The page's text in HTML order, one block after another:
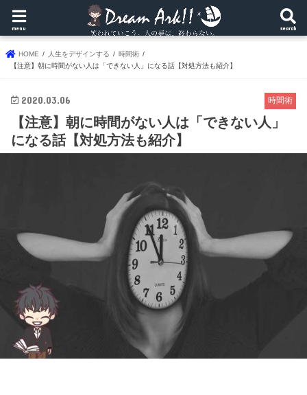
search
menu
HOME 人生をデザインする
時間術
【注意】朝に時間がない人は「できない人」になる話【対処方法も紹介】
時間術
2020.03.06
【注意】朝に時間がない人は「できない人」
になる話【対処方法も紹介】